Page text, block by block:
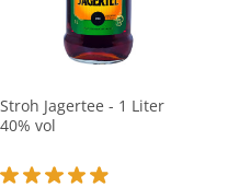
Stroh Jagertee - 1 Liter
40% vol